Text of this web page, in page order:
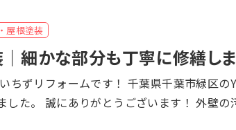
屋根塗装
細かな部分も丁寧に修繕しま
れや屋根の